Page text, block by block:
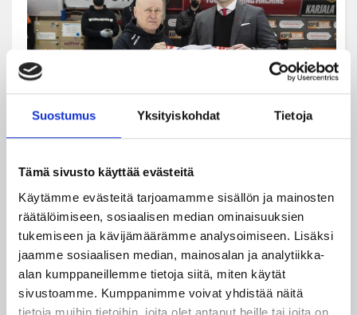
Suostumus Yksityiskohdat Tietoja
Tämä sivusto käyttää evästeitä
Käytämme evästeitä tarjoamamme sisällön ja mainosten
räätälöimiseen, sosiaalisen median ominaisuuksien
tukemiseen ja kävijämäärämme analysoimiseen. Lisäksi
jaamme sosiaalisen median, mainosalan ja analytiikka-
alan kumppaneillemme tietoja siitä, miten käytät
sivustoamme. Kumppanimme voivat yhdistää näitä
tietoja muihin tietoihin, joita olet antanut heille tai joita on
Huoltajalegenda Kari Jääskeläinen (vas.) pääsi kauden
päätteeksi ansaituille eläkepäiville (Kuva: Jiri Halttunen).
Immosen, Kaltevan, Louhivaaran ja Tuppuraisen
ohella myös Kari Jääskeläisen pitkä ja kunniakas ura
JYPin huoltajana tuli päätökseen tiistaina, kun “Jäsä”